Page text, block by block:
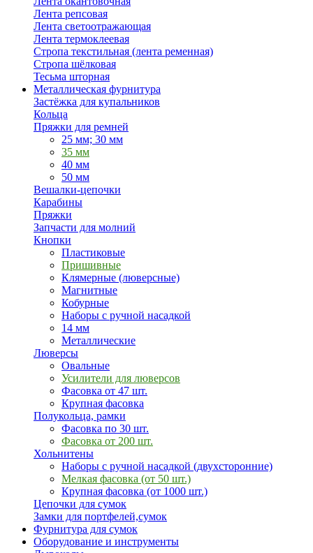
Лента репсовая
Лента светоотражающая
Лента термоклеевая
Стропа текстильная (лента ременная)
Стропа шёлковая
Тесьма шторная
Металлическая фурнитура
Застёжка для купальников
Кольца
Пряжки для ремней
25 мм; 30 мм
35 мм
40 мм
50 мм
Вешалки-цепочки
Карабины
Пряжки
Запчасти для молний
Кнопки
Пластиковые
Пришивные
Клямерные (люверсные)
Магнитные
Кобурные
Наборы с ручной насадкой
14 мм
Металлические
Люверсы
Овальные
Усилители для люверсов
Фасовка от 47 шт.
Крупная фасовка
Полукольца, рамки
Фасовка по 30 шт.
Фасовка от 200 шт.
Хольнитены
Наборы с ручной насадкой (двухсторонние)
Мелкая фасовка (от 50 шт.)
Крупная фасовка (от 1000 шт.)
Цепочки для сумок
Замки для портфелей,сумок
Фурнитура для сумок
Оборудование и инструменты